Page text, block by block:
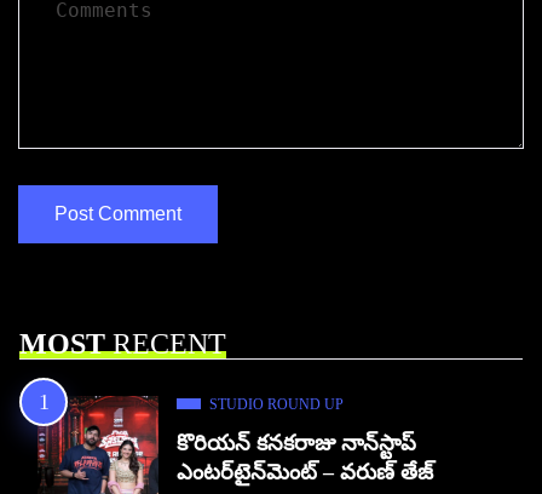
MOSTRECENT
STUDIO ROUND UP
కొరియన్ కనకరాజు నాన్‌స్టాప్
ఎంటర్‌టైన్‌మెంట్ – వరుణ్ తేజ్